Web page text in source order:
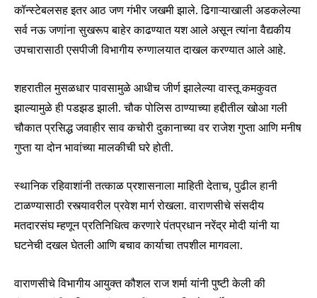
Join our community of
कॉन्स्टेबलसह इतर आठ जण गंभीर जखमी झाले. ढिगाऱ्याखाली अडकलेल्या
सर्व नऊ जणांना सुखरूप बाहेर काढण्यात यश आले असून त्यांना वैद्यकीय
उपचारासाठी एसपीजी विभागीय रुग्णालयात दाखल करण्यात आले आहे.
शहरातील मुसळधार पावसामुळे आधीच जीर्ण झालेल्या वास्तू कमकुवत
झाल्यामुळे ही पडझड झाली. चौक पोलिस ठाण्याच्या हद्दीतील खोआ गली
चौकात प्रसिद्ध जवाहीर साव कचोरी दुकानाच्या वर राजेश गुप्ता आणि मनीष
गुप्ता या दोन भावांच्या मालकीची घरे होती.
स्थानिक रहिवाशांनी तत्काळ प्रशासनाला माहिती देताच, पुढील हानी
टाळण्यासाठी रस्त्यावरील प्रवेश मार्ग रोखला. वाराणसीचे संसदीय
मतदारसंघ म्हणून प्रतिनिधित्व करणारे पंतप्रधान नरेंद्र मोदी यांनी या
घटनेची दखल घेतली आणि बचाव कार्याचा तपशील मागवला.
वाराणसीचे विभागीय आयुक्त कौशल राज शर्मा यांनी पुष्टी केली की